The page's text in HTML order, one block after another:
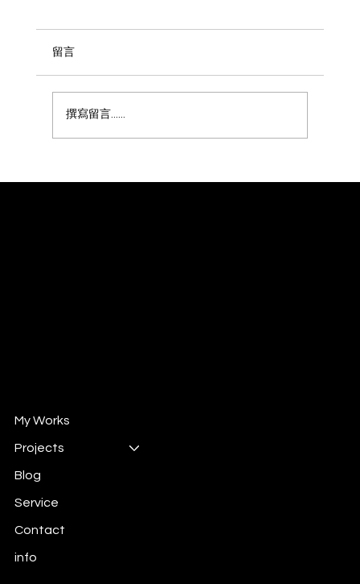
留言
撰寫留言......
My Works
Projects
Blog
Service
Contact
info